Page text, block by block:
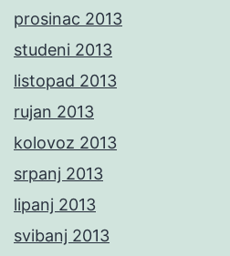
prosinac 2013
studeni 2013
listopad 2013
rujan 2013
kolovoz 2013
srpanj 2013
lipanj 2013
svibanj 2013